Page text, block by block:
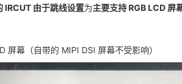
IRCUT 由于跳线设置为主要支持 RGB LCD 屏
屏幕（自带的 MIPI DSI 屏幕不受影响）